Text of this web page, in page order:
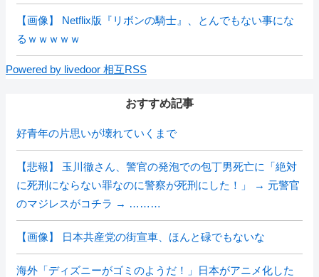
【画像】 Netflix版『リボンの騎士』、とんでもない事にな
るｗｗｗｗｗ
Powered by livedoor 相互RSS
おすすめ記事
好青年の片思いが壊れていくまで
【悲報】 玉川徹さん、警官の発泡での包丁男死亡に「絶対
に死刑にならない罪なのに警察が死刑にした！」 → 元警官
のマジレスがコチラ → ………
【画像】 日本共産党の街宣車、ほんと碌でもないな
海外「ディズニーがゴミのようだ！」日本がアニメ化した